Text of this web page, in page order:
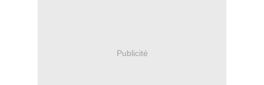
Publicité